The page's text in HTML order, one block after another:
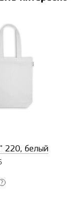
220, белый
?